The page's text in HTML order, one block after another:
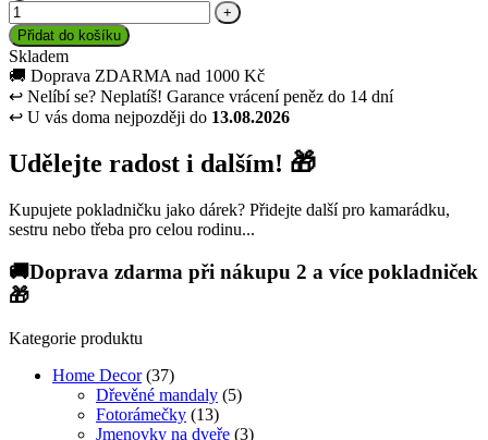
Přidat do košíku
Skladem
🚚 Doprava ZDARMA nad 1000 Kč
↩ Nelíbí se? Neplatíš! Garance vrácení peněz do 14 dní
↩ U vás doma nejpozději do 13.08.2026
Udělejte radost i dalším! 🎁
Kupujete pokladničku jako dárek? Přidejte další pro kamarádku,
sestru nebo třeba pro celou rodinu...
🚚Doprava zdarma při nákupu 2 a více pokladniček
🎁
Kategorie produktu
Home Decor (37)
Dřevěné mandaly (5)
Fotorámečky (13)
Jmenovky na dveře (3)